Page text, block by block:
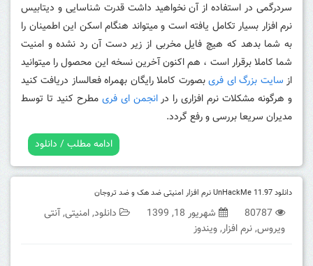
سردرگمی در استفاده از آن نخواهید داشت قدرت شناسایی و دیتابیس
نرم افزار بسیار تکامل یافته است و میتواند هنگام اسکن این اطمینان را
به شما بدهد که هیچ فایل مخربی از زیر دست آن رد نشده و امنیت
شما کاملا برقرار است ، هم اکنون آخرین نسخه این محصول را میتوانید
از سایت بزرگ ای فریبصورت کاملا رایگان بهمراه فعالساز دریافت کنید
و هرگونه مشکلات نرم افزاری را درانجمن ای فری مطرح کنید تا توسط
مدیران سریعا بررسی و رفع گردد.
ادامه مطلب / دانلود
دانلود UnHackMe 11.97 نرم افزار امنیتی ضد هک و ضد تروجان
80787 شهریور 18, 1399 دانلود,امنیتی,آنتی
ویروس,نرم افزار,ویندوز